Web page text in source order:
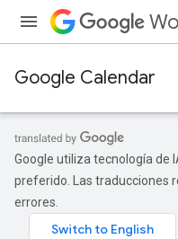
Google Calendar
Google utiliza tecnología de
preferido. Las traducciones
errores.